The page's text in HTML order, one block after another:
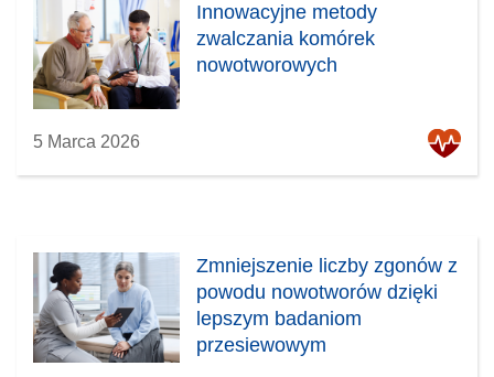
Innowacyjne metody
zwalczania komórek
nowotworowych
5 Marca 2026
Zmniejszenie liczby zgonów z
powodu nowotworów dzięki
lepszym badaniom
przesiewowym